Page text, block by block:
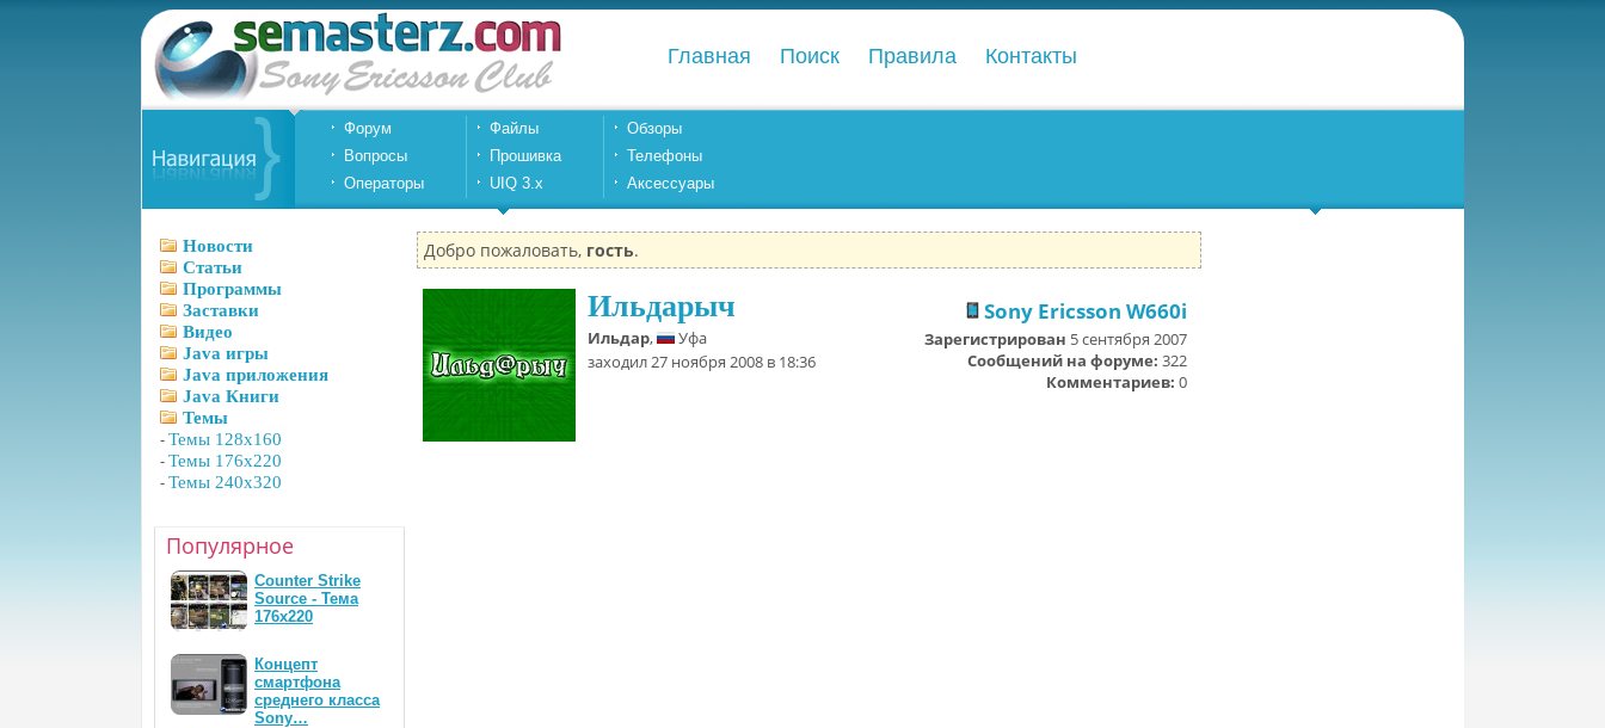
Главная Поиск Правила Контакты
Форум
Вопросы
Операторы
Файлы
Прошивка
UIQ 3.x
Обзоры
Телефоны
Аксессуары
Добро пожаловать, гость.
Ильдарыч
Ильдар,
Уфа
заходил 27 ноября 2008 в 18:36
Sony Ericsson W660i
Зарегистрирован 5 сентября 2007
Сообщений на форуме: 322
Комментариев: 0
Новости
Статьи
Программы
Заставки
Видео
Java игры
Java приложения
Java Книги
Темы
-Темы 128x160
-Темы 176x220
-Темы 240x320
Популярное
Counter Strike
Source - Тема
176x220
Концепт
смартфона
среднего класса
Sony…